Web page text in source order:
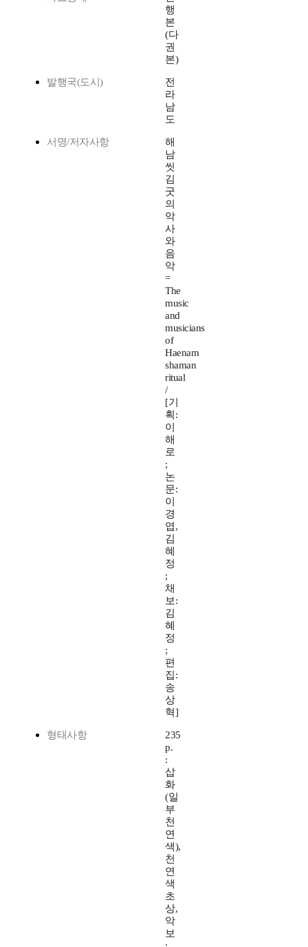
행
본
(다
권
본)
발행국(도시)
전
라
남
도
서명/저자사항
해
남
씻
김
굿
의
악
사
와
음
악
=
The
music
and
musicians
of
Haenam
shaman
ritual
/
[기
획:
이
해
로
;
논
문:
이
경
엽,
김
혜
정
;
채
보:
김
혜
정
;
편
집:
송
상
혁]
형태사항
235
p.
:
삽
화
(일
부
천
연
색),
천
연
색
초
상,
악
보